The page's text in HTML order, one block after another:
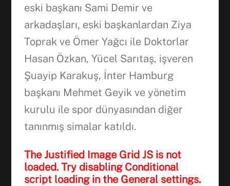
eski başkanı Sami Demir ve
arkadaşları, eski başkanlardan Ziya
Toprak ve Ömer Yağcı ile Doktorlar
Hasan Özkan, Yücel Sarıtaş, işveren
Şuayip Karakuş, İnter Hamburg
başkanı Mehmet Geyik ve yönetim
kurulu ile spor dünyasından diğer
tanınmış simalar katıldı.
The Justified Image Grid JS is not
loaded. Try disabling Conditional
script loading in the General settings.
Facebook
WhatsApp